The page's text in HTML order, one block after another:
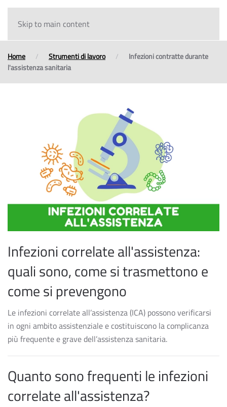
Skip to main content
Home Strumenti di lavoro
Infezioni contratte durante
l'assistenza sanitaria
Infezioni correlate all'assistenza:
quali sono, come si trasmettono e
come si prevengono
Le infezioni correlate all’assistenza (ICA) possono verificarsi
in ogni ambito assistenziale e costituiscono la complicanza
più frequente e grave dell’assistenza sanitaria.
Quanto sono frequenti le infezioni
correlate all'assistenza?